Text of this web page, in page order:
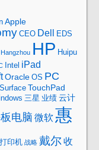
Apple
CEO Dell EDS
Hangzhou HP Huipu
Intel iPad
Oracle OS PC
Surface TouchPad
三星 业绩 云计
电脑 微软惠
印机 战略 戴尔 收